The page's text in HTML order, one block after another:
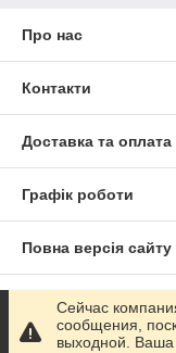
Про нас
Контакти
Доставка та оплата
Графік роботи
Повна версія сайту
Сайт створено на
Сейчас
сообщения,
выходной. Ваша